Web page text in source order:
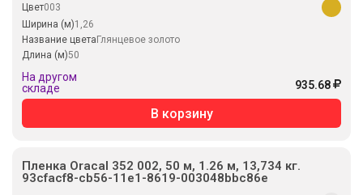
Цвет003
Ширина (м)1,26
Название цвета Глянцевое золото
Длина (м)50
На другом
складе
935.68
В корзину
Пленка Oracal 352 002, 50 м, 1.26 м, 13,734 кг.
93cfacf8-cb56-11e1-8619-003048bbc86e